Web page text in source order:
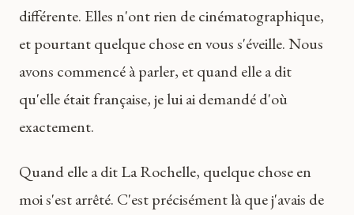
différente. Elles n'ont rien de cinématographique,
et pourtant quelque chose en vous s'éveille. Nous
avons commencé à parler, et quand elle a dit
qu'elle était française, je lui ai demandé d'où
exactement.
Quand elle a dit La Rochelle, quelque chose en
moi s'est arrêté. C'est précisément là que j'avais de